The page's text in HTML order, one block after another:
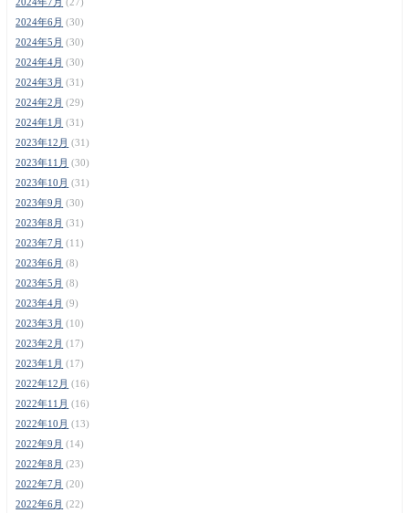
2024年6月 (30)
2024年5月 (30)
2024年4月 (30)
2024年3月 (31)
2024年2月 (29)
2024年1月 (31)
2023年12月 (31)
2023年11月 (30)
2023年10月 (31)
2023年9月 (30)
2023年8月 (31)
2023年7月 (11)
2023年6月 (8)
2023年5月 (8)
2023年4月 (9)
2023年3月 (10)
2023年2月 (17)
2023年1月 (17)
2022年12月 (16)
2022年11月 (16)
2022年10月 (13)
2022年9月 (14)
2022年8月 (23)
2022年7月 (20)
2022年6月 (22)